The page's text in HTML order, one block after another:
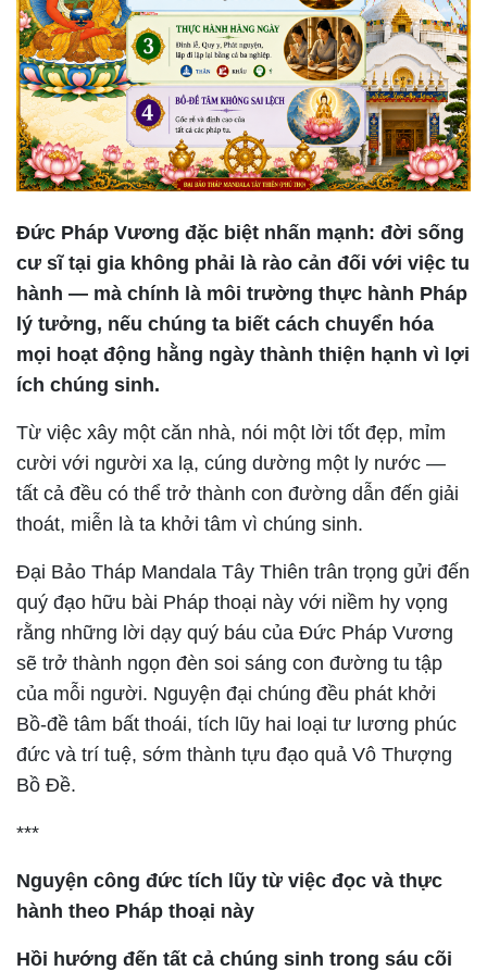
Đức Pháp Vương đặc biệt nhấn mạnh: đời sống
cư sĩ tại gia không phải là rào cản đối với việc tu
hành — mà chính là môi trường thực hành Pháp
lý tưởng, nếu chúng ta biết cách chuyển hóa
mọi hoạt động hằng ngày thành thiện hạnh vì lợi
ích chúng sinh.
Từ việc xây một căn nhà, nói một lời tốt đẹp, mỉm
cười với người xa lạ, cúng dường một ly nước —
tất cả đều có thể trở thành con đường dẫn đến giải
thoát, miễn là ta khởi tâm vì chúng sinh.
Đại Bảo Tháp Mandala Tây Thiên trân trọng gửi đến
quý đạo hữu bài Pháp thoại này với niềm hy vọng
rằng những lời dạy quý báu của Đức Pháp Vương
sẽ trở thành ngọn đèn soi sáng con đường tu tập
của mỗi người. Nguyện đại chúng đều phát khởi
Bồ-đề tâm bất thoái, tích lũy hai loại tư lương phúc
đức và trí tuệ, sớm thành tựu đạo quả Vô Thượng
Bồ Đề.
***
Nguyện công đức tích lũy từ việc đọc và thực
hành theo Pháp thoại này
Hồi hướng đến tất cả chúng sinh trong sáu cõi